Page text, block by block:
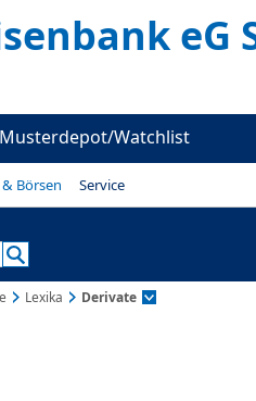
eG
Musterdepot/Watchlist
Börsen Service
Lexika Derivate